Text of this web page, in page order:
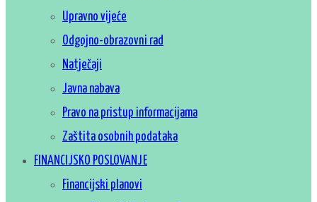
Upravno vijeće
Odgojno-obrazovni rad
Natječaji
Javna nabava
Pravo na pristup informacijama
Zaštita osobnih podataka
FINANCIJSKO POSLOVANJE
Financijski planovi